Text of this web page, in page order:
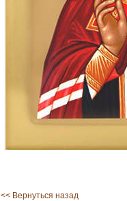
<< Вернуться назад